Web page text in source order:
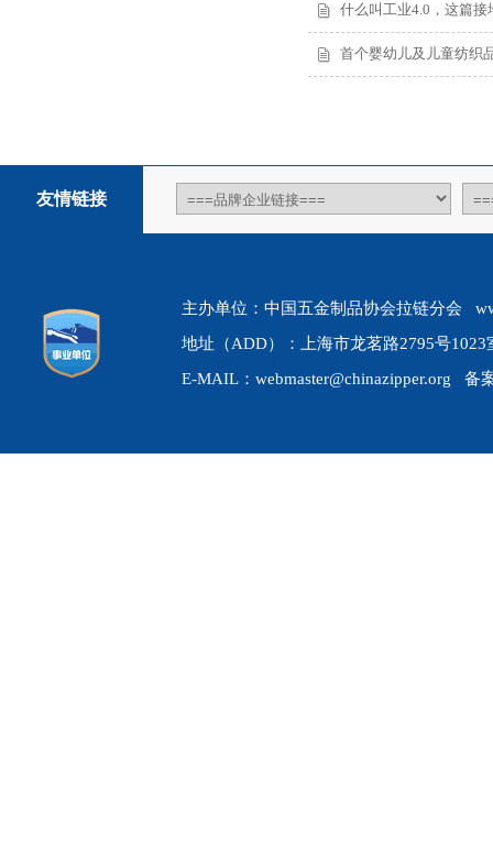
什么叫工业4.0，这篇
首个婴幼儿及儿童纺织
友情链接
主办单位：中国五金制品协会拉链分会
地址（ADD）：上海市龙茗路2795号
E-MAIL：webmaster@chinazipper.org 备